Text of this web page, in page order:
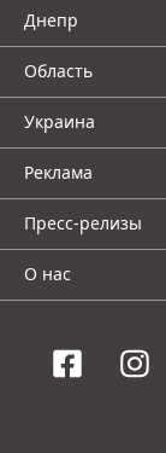
Днепр
Область
Украина
Реклама
Пресс-релизы
О нас